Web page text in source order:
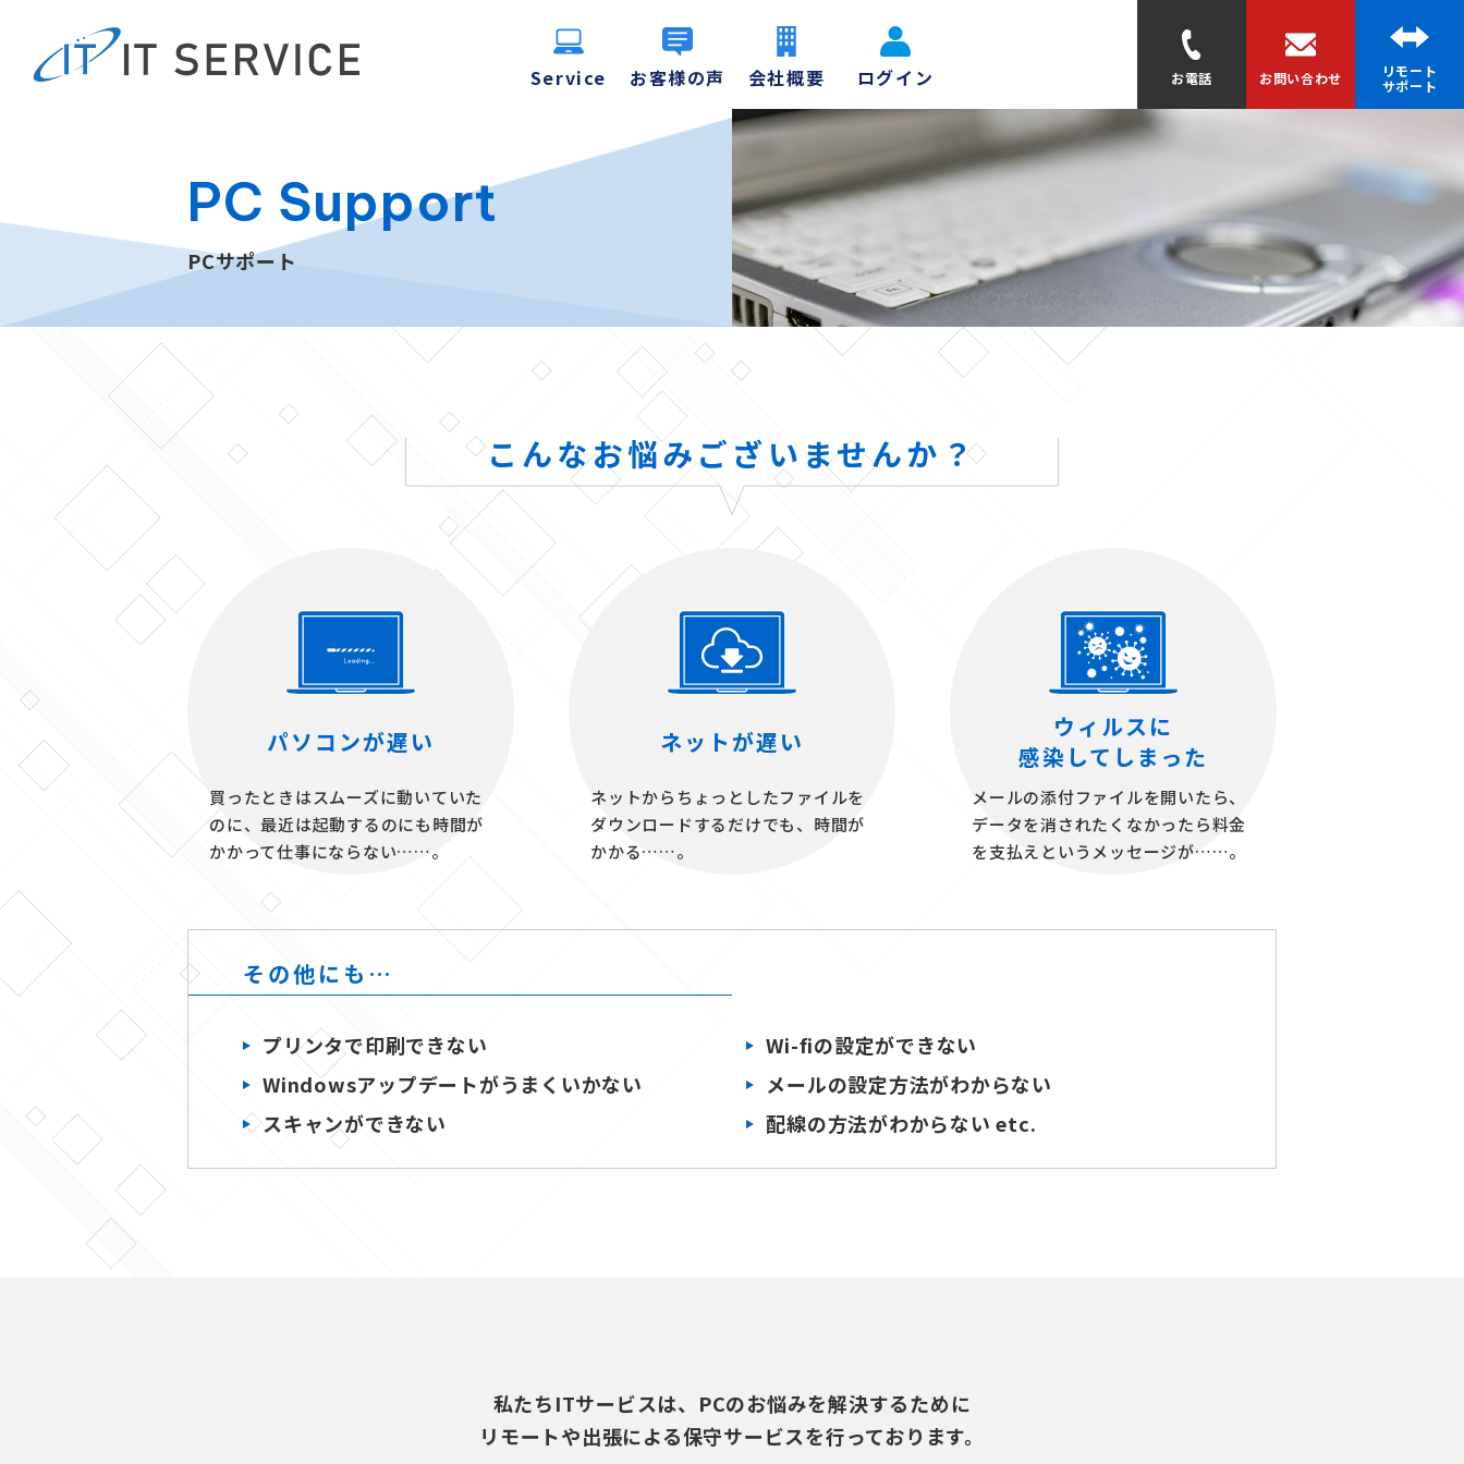
Service お客様の声 会社概要 ログイン お電話 お問い合わせ
リモート
サポート
PC Support
PCサポート
こんなお悩みございませんか？
パソコンが遅い
買ったときはスムーズに動いていた
のに、最近は起動するのにも時間が
かかって仕事にならない……。
ネットが遅い
ネットからちょっとしたファイルを
ダウンロードするだけでも、時間が
かかる……。
ウィルスに
感染してしまった
メールの添付ファイルを開いたら、
データを消されたくなかったら料金
を支払えというメッセージが……。
その他にも…
プリンタで印刷できない
Wi-fiの設定ができない
Windowsアップデートがうまくいかない
メールの設定方法がわからない
スキャンができない
配線の方法がわからない etc.
私たちITサービスは、PCのお悩みを解決するために
リモートや出張による保守サービスを行っております。